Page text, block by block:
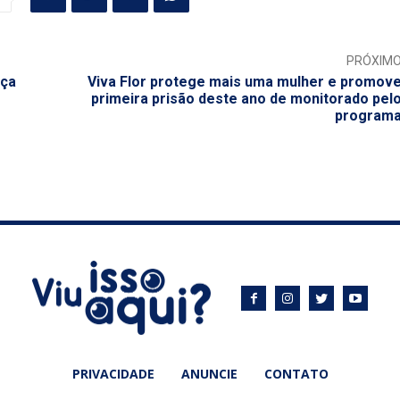
PRÓXIMO
Viva Flor protege mais uma mulher e promove
primeira prisão deste ano de monitorado pelo
PRIVACIDADE ANUNCIE CONTATO